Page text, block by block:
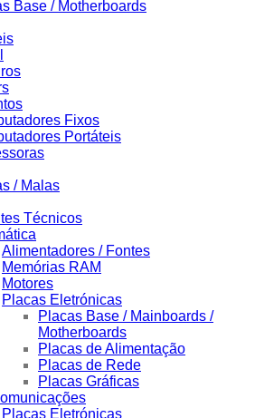
Base / Motherboards
Fixos
Portáteis
/ Malas
Técnicos
Alimentadores / Fontes
Memórias RAM
Motores
Placas Eletrónicas
Placas Base / Mainboards /
Motherboards
Placas de Alimentação
Placas de Rede
Placas Gráficas
Placas Eletrónicas